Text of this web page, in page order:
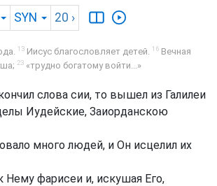
SYN 20 ›
13 Иисус благословляет детей. 16 Вечная
23 «трудно богатому войти...»
слова сии, то вышел из Галилеи
Иудейские, Заиорданскою
много людей, и Он исцелил их
Нему фарисеи и, искушая Его,